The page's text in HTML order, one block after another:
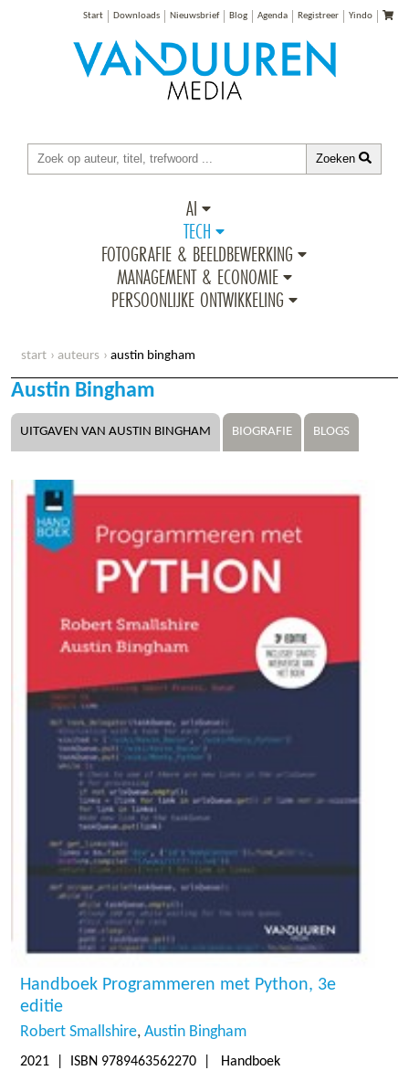
Start Downloads Nieuwsbrief Blog Agenda Registreer Yindo
Zoeken
AI
TECH
FOTOGRAFIE & BEELDBEWERKING
MANAGEMENT & ECONOMIE
PERSOONLIJKE ONTWIKKELING
start auteurs austin bingham
Austin Bingham
UITGAVEN VAN AUSTIN BINGHAM BIOGRAFIE BLOGS
Handboek Programmeren met Python, 3e
editie
Robert Smallshire Austin Bingham
2021 | ISBN 9789463562270 | Handboek